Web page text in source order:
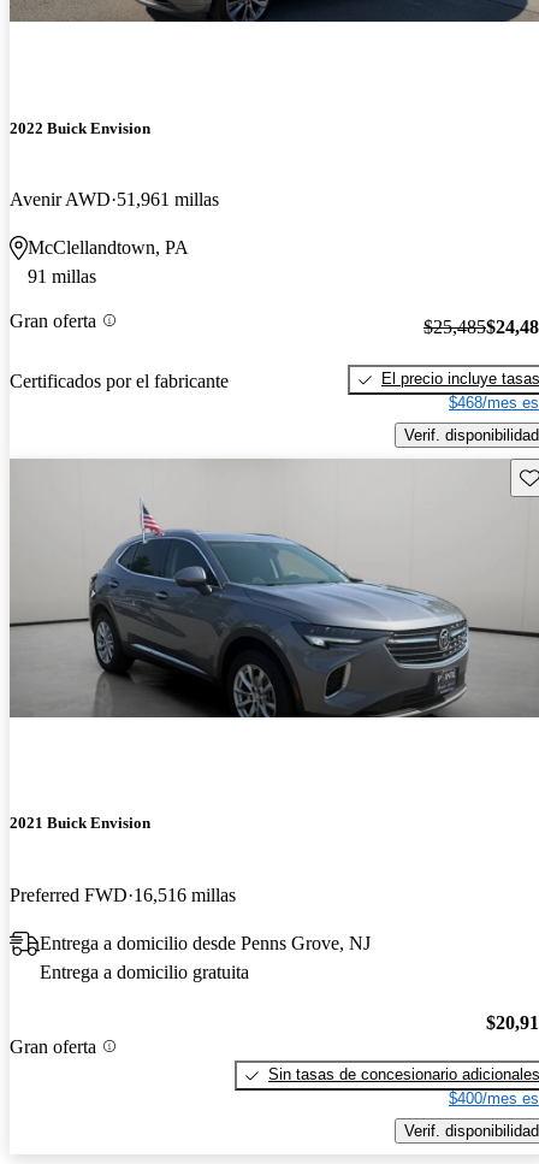
2022 Buick Envision
Avenir AWD 51,961 millas
McClellandtown, PA
91 millas
Gran oferta
Certificados por el fabricante
$25,485
El precio incluye tasas
$468/mes
Verif. disponibilidad
2021 Buick Envision
Preferred FWD 16,516 millas
Entrega a domicilio desde Penns Grove, NJ
Entrega a domicilio gratuita
Gran oferta
Sin tasas de concesionario adicionales
$400/mes
Verif. disponibilidad